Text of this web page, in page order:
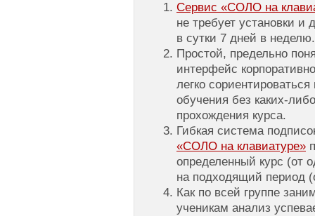
Сервис «СОЛО на
не требует установки и
в сутки 7 дней в неделю.
Простой, предельно
интерфейс
легко
обучения без каких-
прохождения курса.
Гибкая система
«СОЛО на клавиатуре»
определенный курс (от
на подходящий период
Как по всей группе
ученикам анализ